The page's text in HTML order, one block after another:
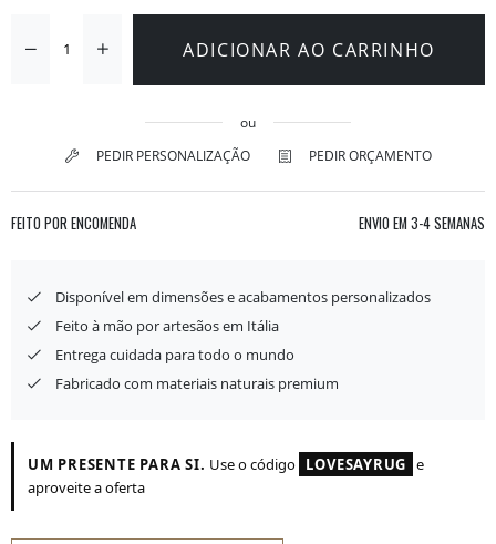
ADICIONAR AO CARRINHO
ou
PEDIR PERSONALIZAÇÃO
PEDIR ORÇAMENTO
FEITO POR ENCOMENDA ENVIO EM 3-4 SEMANAS
Disponível em dimensões e acabamentos personalizados
Feito à mão por artesãos em Itália
Entrega cuidada para todo o mundo
Fabricado com materiais naturais premium
UM PRESENTE PARA SI. Use o código LOVESAYRUG e
aproveite a oferta